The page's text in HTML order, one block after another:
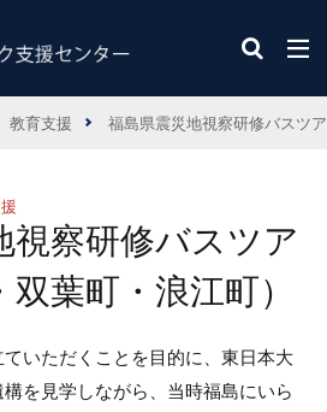
教育支援 福島県震災地視察研修バスツ
視察研修バスツア
葉町・浪江町）
いただくことを目的に、東日本大
を見学しながら、当時福島にいら